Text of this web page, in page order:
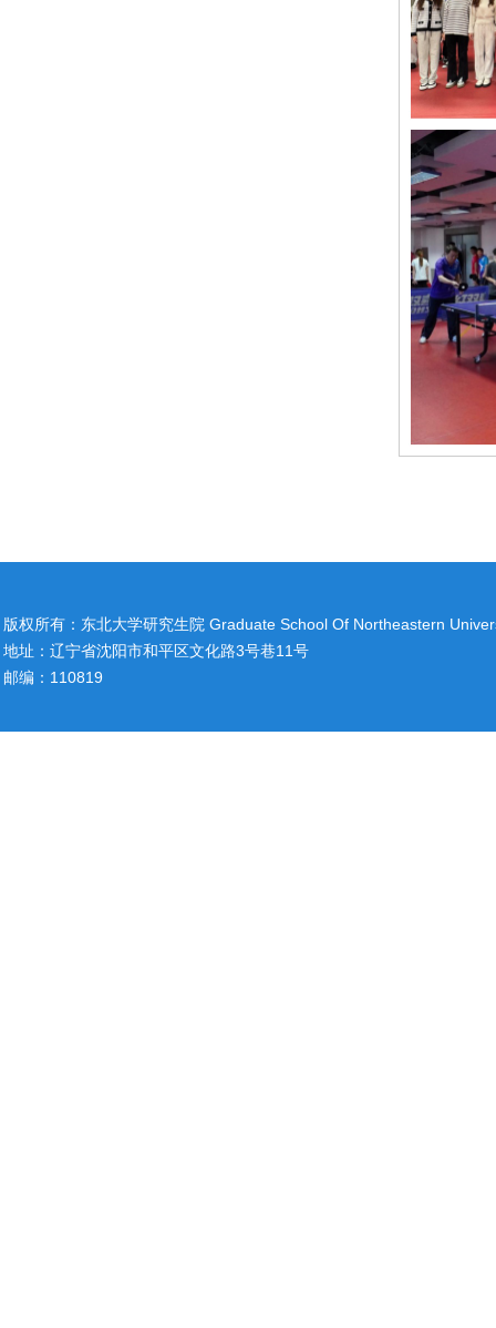
版权所有：东北大学研究生院 Graduate School Of Northeastern
地址：辽宁省沈阳市和平区文化路3号巷11号
邮编：110819